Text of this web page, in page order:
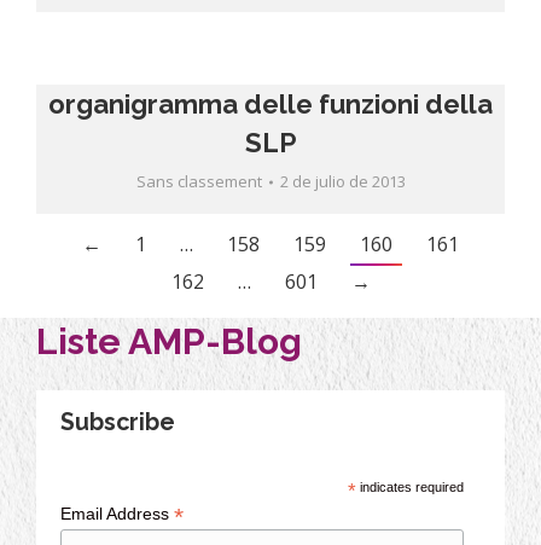
organigramma delle funzioni della
SLP
Sans classement 2 de julio de 2013
← 1 … 158 159 160
161
162
… 601 →
Liste AMP-Blog
Subscribe
* indicates required
Email Address *